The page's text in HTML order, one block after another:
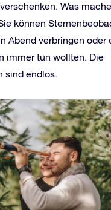
Was
können
Abend verbringen oder
immer tun wollten. Die
sind endlos.